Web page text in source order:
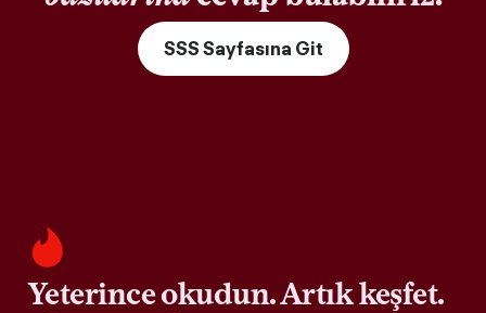
SSS Sayfasına Git
Yeterince okudun. Artık keşfet.